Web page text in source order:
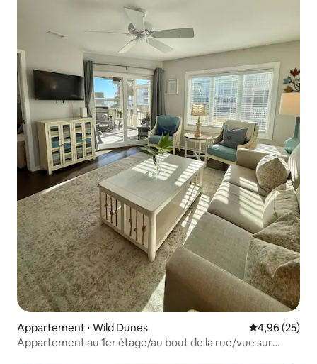
Appartement ⋅ Wild Dunes Évaluation
4,96 (25)
Appartement au 1er étage/au bout de la rue/vue sur